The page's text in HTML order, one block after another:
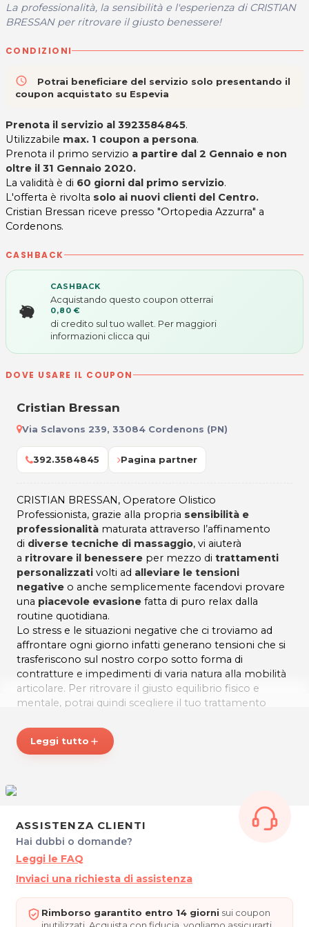
La professionalità, la sensibilità e l'esperienza di CRISTIAN
BRESSAN per ritrovare il giusto benessere!
CONDIZIONI
access_time
Potrai beneficiare del servizio solo presentando il
coupon acquistato su Espevia
Prenota il servizio al 3923584845.
Utilizzabile max. 1 coupon a persona.
Prenota il primo servizio a partire dal 2 Gennaio e non
oltre il 31 Gennaio 2020.
La validità è di 60 giorni dal primo servizio.
L'offerta è rivolta solo ai nuovi clienti del Centro.
Cristian Bressan riceve presso "Ortopedia Azzurra" a
Cordenons.
CASHBACK
CASHBACK
Acquistando questo coupon otterrai
0,80 €
di credito sul tuo wallet. Per maggiori
informazioni clicca qui
DOVE USARE IL COUPON
Cristian Bressan
Via Sclavons 239, 33084 Cordenons (PN)
392.3584845 Pagina partner
CRISTIAN BRESSAN, Operatore Olistico
Professionista, grazie alla propria sensibilità e
professionalità maturata attraverso l’affinamento
di diverse tecniche di massaggio, vi aiuterà
a ritrovare il benessere per mezzo di trattamenti
personalizzati volti ad alleviare le tensioni
negative o anche semplicemente facendovi provare
una piacevole evasione fatta di puro relax dalla
routine quotidiana.
Lo stress e le situazioni negative che ci troviamo ad
affrontare ogni giorno infatti generano tensioni che si
trasferiscono sul nostro corpo sotto forma di
contratture e impedimenti di varia natura alla mobilità
articolare. Per ritrovare il giusto equilibrio fisico e
mentale, potrai quindi scegliere il tuo trattamento
Massaggio tradizionale svedese con oli
Massaggio sportivo
Massaggio Maori®.
Cristian Bressan ha affinato queste diverse tecniche di
italiane per massaggiatori professionali.
Leggi tutto add
ASSISTENZA CLIENTI
Hai dubbi o domande?
Leggi le FAQ
Inviaci una richiesta di assistenza
Rimborso garantito entro 14 giorni sui coupon